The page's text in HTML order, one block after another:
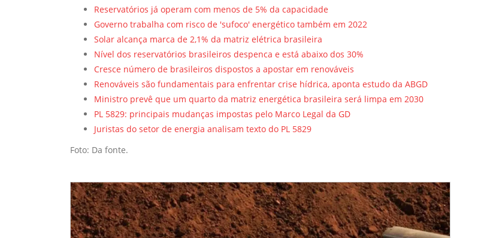
Reservatórios já operam com menos de 5% da capacidade
Governo trabalha com risco de 'sufoco' energético também em 2022
Solar alcança marca de 2,1% da matriz elétrica brasileira
Nível dos reservatórios brasileiros despenca e está abaixo dos 30%
Cresce número de brasileiros dispostos a apostar em renováveis
Renováveis são fundamentais para enfrentar crise hídrica, aponta estudo da ABGD
Ministro prevê que um quarto da matriz energética brasileira será limpa em 2030
PL 5829: principais mudanças impostas pelo Marco Legal da GD
Juristas do setor de energia analisam texto do PL 5829
Foto: Da fonte.